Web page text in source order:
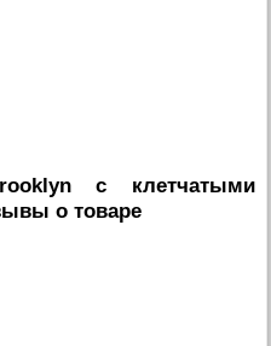
с клетчатыми
о товаре